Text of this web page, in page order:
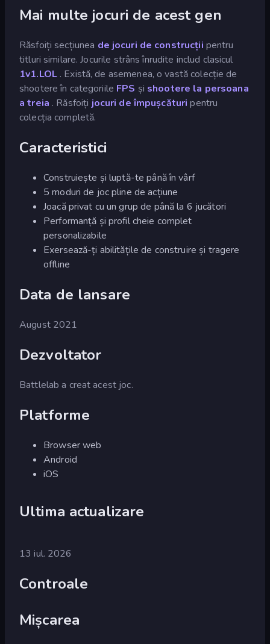
Mai multe jocuri de acest gen
Răsfoiți secțiunea de jocuri de construcții pentru
titluri similare. Jocurile strâns înrudite includ clasicul
1v1.LOL. Există, de asemenea, o vastă colecție de
shootere în categoriile FPS și shootere la persoana
a treia . Răsfoiți jocuri de împușcături pentru
colecția completă.
Caracteristici
Construiește și luptă-te până în vârf
5 moduri de joc pline de acțiune
Joacă privat cu un grup de până la 6 jucători
Performanță și profil cheie complet
personalizabile
Exersează-ți abilitățile de construire și tragere
offline
Data de lansare
August 2021
Dezvoltator
Battlelab a creat acest joc.
Platforme
Browser web
Android
iOS
Ultima actualizare
13 iul. 2026
Controale
Mișcarea